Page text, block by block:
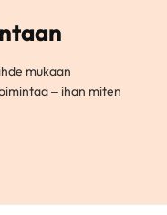
mukaan
– ihan miten